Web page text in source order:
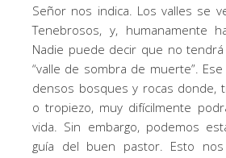
Señor nos indica. Los valles se
Tenebrosos, y, humanamente
Nadie puede decir que no
“valle de sombra de muerte”.
densos bosques y rocas donde,
o tropiezo, muy difícilmente
vida. Sin embargo, podemos
guía del buen pastor. Esto